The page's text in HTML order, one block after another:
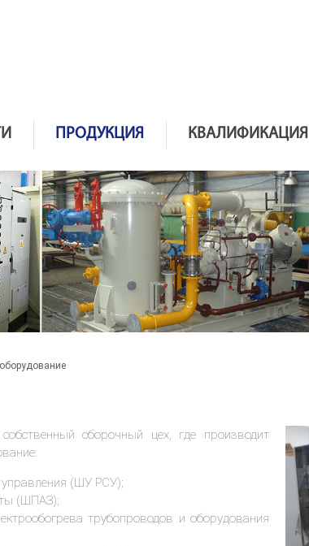
ПРОДУКЦИЯ КВАЛИФИКАЦИЯ
сборочный цех, где производит
(ШУ РСУ);
(ШПАЗ);
трубопроводов и оборудования